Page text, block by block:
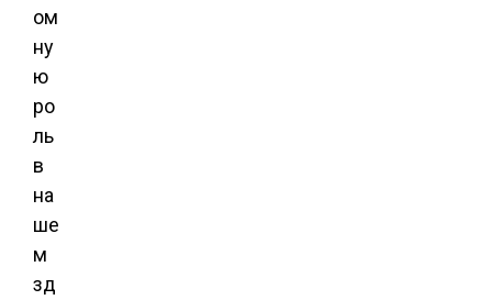
ом
ну
ю
ро
ль
в
на
ше
м
зд